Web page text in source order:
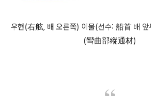
우현(右舷, 배 오른쪽) 이물(선수: 船首 배 앞
(彎曲部縱通材)